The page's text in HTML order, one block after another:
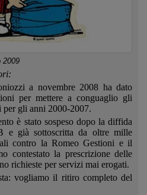
2009
a novembre 2008 ha dato
per mettere a conguaglio gli
per gli anni 2000-2007.
è stato sospeso dopo la diffida
e già sottoscritta da oltre mille
contro la Romeo Gestioni e il
contestato la prescrizione delle
richieste per servizi mai erogati.
vogliamo il ritiro completo del